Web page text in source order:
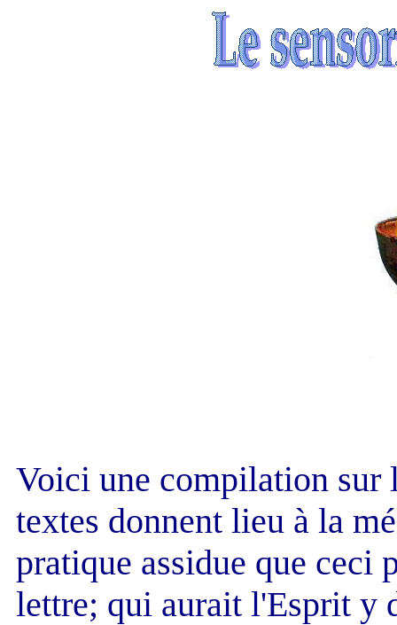
Voici une compilation sur
textes donnent lieu à la
pratique assidue que ceci
lettre; qui aurait l'Esprit y